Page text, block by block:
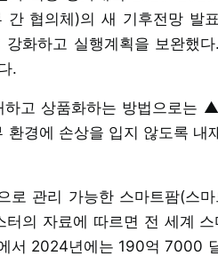
협의체)의 새 기후전망 발
화하고 실행계획을 보완했
.
하고 상품화하는 방법으로는
경에 손상을 입지 않도록 내
관리 가능한 스마트팜(스
의 자료에 따르면 전 세계
서 2024년에는 190억 7000